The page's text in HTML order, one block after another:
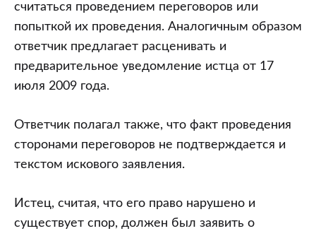
считаться проведением переговоров или
попыткой их проведения. Аналогичным образом
ответчик предлагает расценивать и
предварительное уведомление истца от 17
июля 2009 года.
Ответчик полагал также, что факт проведения
сторонами переговоров не подтверждается и
текстом искового заявления.
Истец, считая, что его право нарушено и
существует спор, должен был заявить о